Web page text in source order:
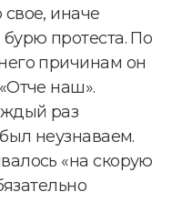
иначе
протеста. По
причинам он
наш».
раз
неузнаваем.
«на скорую